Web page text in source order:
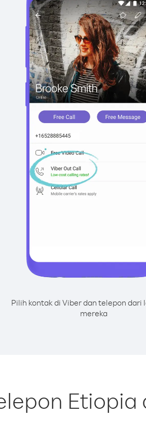
Pilih kontak di Viber dan telepon dari
mereka